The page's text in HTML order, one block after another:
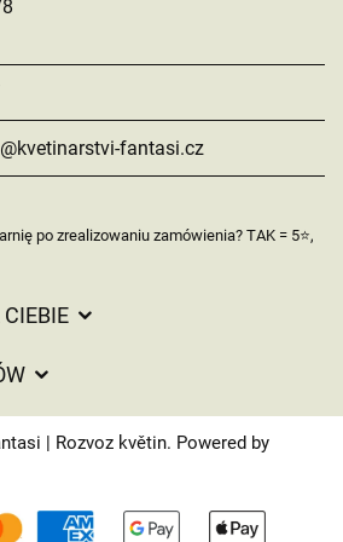
fantasi.cz
po zrealizowaniu zamówienia? TAK = 5⭐,
– przegląd możliwości
| Rozvoz květin. Powered by